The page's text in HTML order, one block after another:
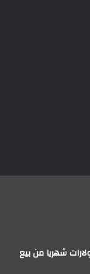
شهريا من بيع